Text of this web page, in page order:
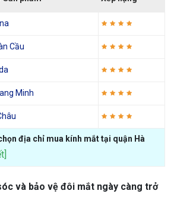
Cầu
Minh
địa chỉ mua kính mắt tại quận Hà
và bảo vệ đôi mắt ngày càng trở